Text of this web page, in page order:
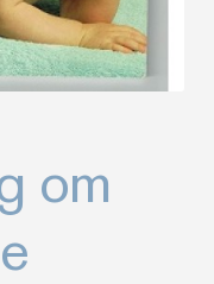
om